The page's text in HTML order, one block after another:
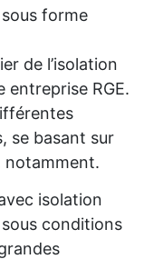
forme
de l’isolation
entreprise RGE.
se basant sur
notamment.
isolation
conditions